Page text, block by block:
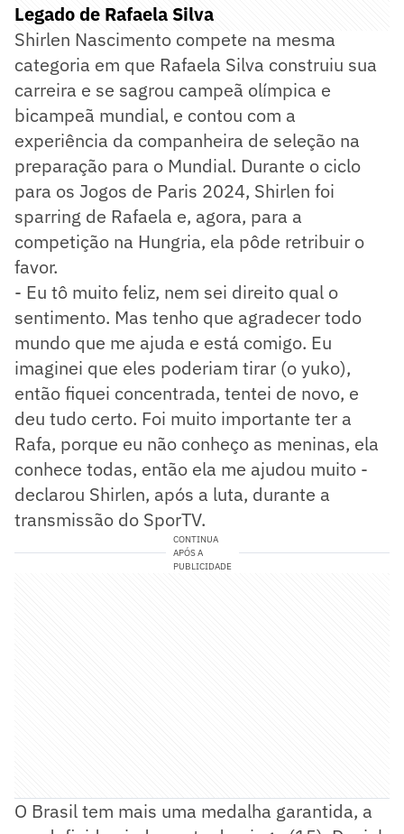
Legado de Rafaela Silva
Shirlen Nascimento compete na mesma
categoria em que Rafaela Silva construiu sua
carreira e se sagrou campeã olímpica e
bicampeã mundial, e contou com a
experiência da companheira de seleção na
preparação para o Mundial. Durante o ciclo
para os Jogos de Paris 2024, Shirlen foi
sparring de Rafaela e, agora, para a
competição na Hungria, ela pôde retribuir o
favor.
- Eu tô muito feliz, nem sei direito qual o
sentimento. Mas tenho que agradecer todo
mundo que me ajuda e está comigo. Eu
imaginei que eles poderiam tirar (o yuko),
então fiquei concentrada, tentei de novo, e
deu tudo certo. Foi muito importante ter a
Rafa, porque eu não conheço as meninas, ela
conhece todas, então ela me ajudou muito -
declarou Shirlen, após a luta, durante a
transmissão do SporTV.
CONTINUA
APÓS A
PUBLICIDADE
O Brasil tem mais uma medalha garantida, a